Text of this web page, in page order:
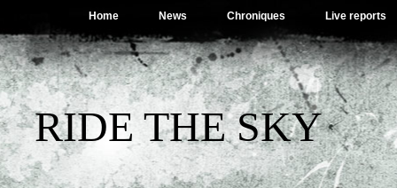
Home News Chroniques Live reports
RIDE THE SKY